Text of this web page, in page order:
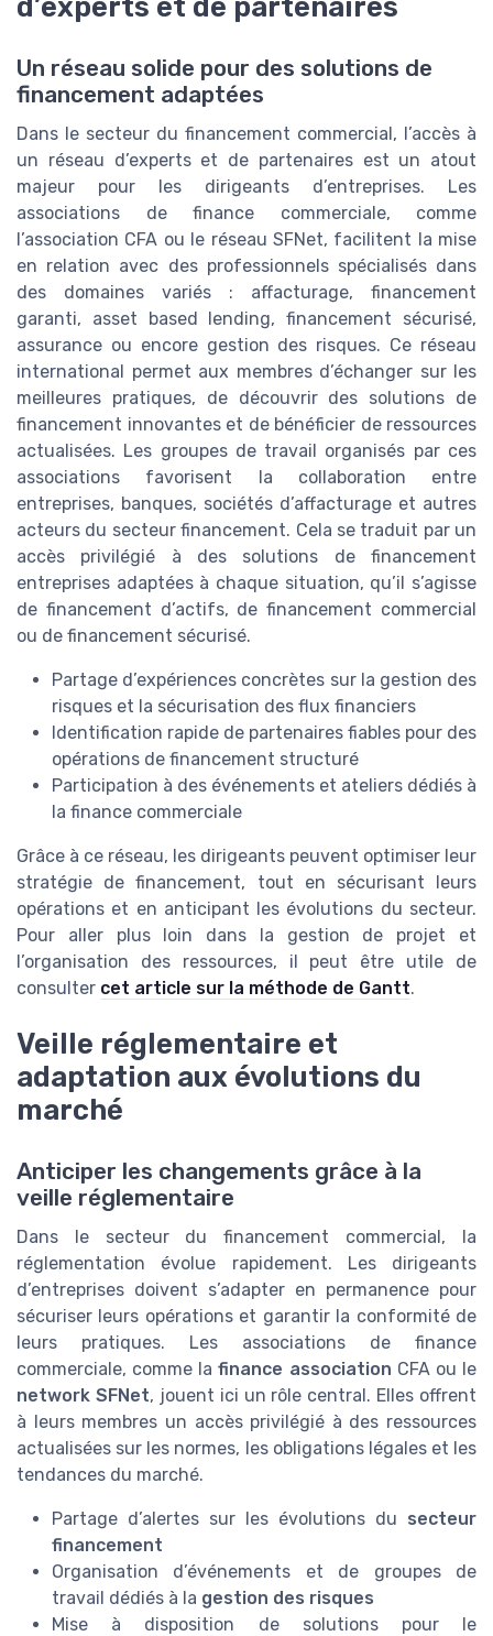
d’experts et de partenaires
Un réseau solide pour des solutions de
financement adaptées
Dans le secteur du financement commercial, l’accès à
un réseau d’experts et de partenaires est un atout
majeur pour les dirigeants d’entreprises. Les
associations de finance commerciale, comme
l’association CFA ou le réseau SFNet, facilitent la mise
en relation avec des professionnels spécialisés dans
des domaines variés : affacturage, financement
garanti, asset based lending, financement sécurisé,
assurance ou encore gestion des risques. Ce réseau
international permet aux membres d’échanger sur les
meilleures pratiques, de découvrir des solutions de
financement innovantes et de bénéficier de ressources
actualisées. Les groupes de travail organisés par ces
associations favorisent la collaboration entre
entreprises, banques, sociétés d’affacturage et autres
acteurs du secteur financement. Cela se traduit par un
accès privilégié à des solutions de financement
entreprises adaptées à chaque situation, qu’il s’agisse
de financement d’actifs, de financement commercial
ou de financement sécurisé.
Partage d’expériences concrètes sur la gestion des
risques et la sécurisation des flux financiers
Identification rapide de partenaires fiables pour des
opérations de financement structuré
Participation à des événements et ateliers dédiés à
la finance commerciale
Grâce à ce réseau, les dirigeants peuvent optimiser leur
stratégie de financement, tout en sécurisant leurs
opérations et en anticipant les évolutions du secteur.
Pour aller plus loin dans la gestion de projet et
l’organisation des ressources, il peut être utile de
consulter cet article sur la méthode de Gantt.
Veille réglementaire et
adaptation aux évolutions du
marché
Anticiper les changements grâce à la
veille réglementaire
Dans le secteur du financement commercial, la
réglementation évolue rapidement. Les dirigeants
d’entreprises doivent s’adapter en permanence pour
sécuriser leurs opérations et garantir la conformité de
leurs pratiques. Les associations de finance
commerciale, comme lafinance association CFA ou le
network SFNet, jouent ici un rôle central. Elles offrent
à leurs membres un accès privilégié à des ressources
actualisées sur les normes, les obligations légales et les
tendances du marché.
Partage d’alertes sur les évolutions du secteur
financement
Organisation d’événements et de groupes de
travail dédiés à la gestion des risques
Mise à disposition de solutions pour le